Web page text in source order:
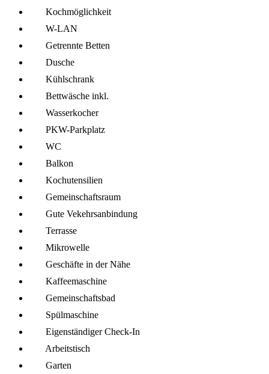
Kochmöglich­keit
W-LAN
Getrennte Betten
Dusche
Kühl­schrank
Bettwäsche inkl.
Wasserkocher
PKW-Parkplatz
WC
Balkon
Kochutensilien
Gemeinschafts­raum
Gute Vekehrsanbindung
Terrasse
Mikro­welle
Geschäfte in der Nähe
Kaffee­maschine
Gemeinschafts­bad
Spül­maschine
Eigenständiger Check-In
Arbeitstisch
Garten